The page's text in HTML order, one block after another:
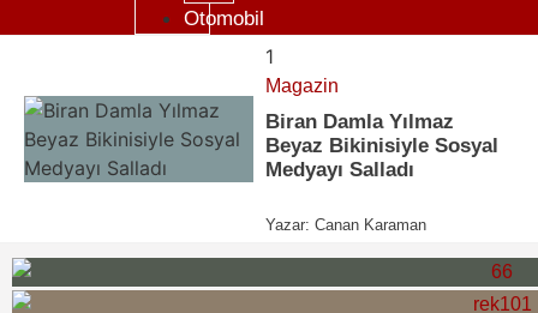
Otomobil
1
Magazin
Biran Damla Yılmaz
Beyaz Bikinisiyle Sosyal
Medyayı Salladı
Yazar: Canan Karaman